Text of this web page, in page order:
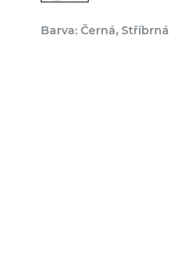
Barva: Černá, Stříbrná